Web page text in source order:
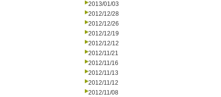
2013/01/03
2012/12/28
2012/12/26
2012/12/19
2012/12/12
2012/11/21
2012/11/16
2012/11/13
2012/11/12
2012/11/08